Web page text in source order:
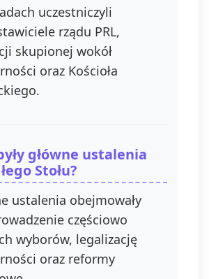
uczestniczyli
rządu PRL,
skupionej wokół
oraz Kościoła
główne ustalenia
Stołu?
ustalenia obejmowały
częściowo
wyborów, legalizację
oraz reformy